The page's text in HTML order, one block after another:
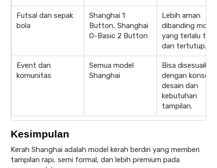
Futsal dan sepak
bola
Shanghai 1
Button, Shanghai
O-Basic 2 Button
Lebih aman
dibanding model
yang terlalu
dan tertutup.
Event dan
komunitas
Semua model
Shanghai
Bisa disesuaikan
dengan konsep
desain dan
kebutuhan
tampilan.
Kesimpulan
Kerah Shanghai adalah model kerah berdiri yang memberi
tampilan rapi, semi formal, dan lebih premium pada